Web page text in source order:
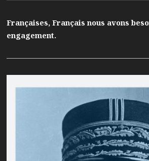
Françaises, Français nous avons
engagement.